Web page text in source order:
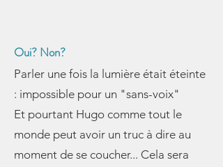
Oui? Non?
Parler une fois la lumière était éteinte
: impossible pour un "sans-voix"
Et pourtant Hugo comme tout le
monde peut avoir un truc à dire au
moment de se coucher... Cela sera